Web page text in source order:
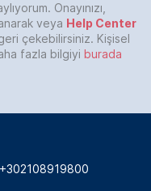
Onayınızı,
veya Help Center
çekebilirsiniz. Kişisel
fazla bilgiyi burada
+302108919800